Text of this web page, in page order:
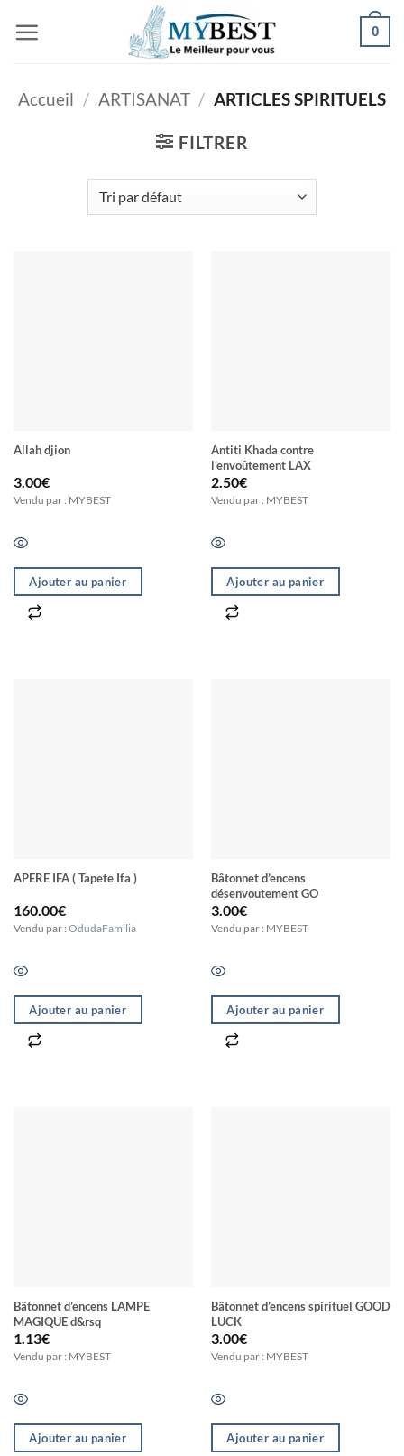
au
0
Accueil / ARTISANAT / ARTICLES SPIRITUELS
FILTRER
Allah djion
3.00€
Vendu par : MYBEST
Ajouter au panier
Antiti Khada contre
l’envoûtement LAX
2.50€
Vendu par : MYBEST
Ajouter au panier
APERE IFA ( Tapete Ifa )
160.00€
Vendu par : OdudaFamilia
Ajouter au panier
Bâtonnet d’encens
désenvoutement GO
3.00€
Vendu par : MYBEST
Ajouter au panier
Bâtonnet d’encens LAMPE
MAGIQUE d&rsq
1.13€
Vendu par : MYBEST
Ajouter au panier
Bâtonnet d’encens spirituel GOOD
LUCK
3.00€
Vendu par : MYBEST
Ajouter au panier